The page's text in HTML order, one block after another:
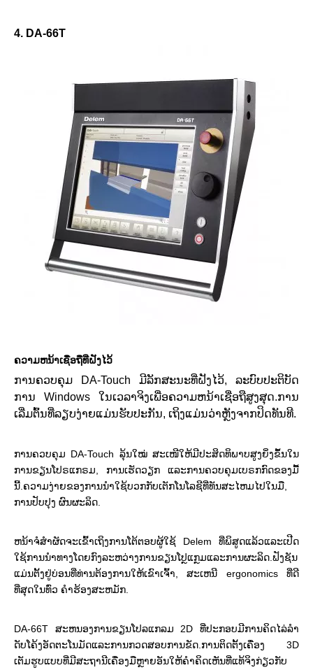
4. DA-66T
ຄວາມຫນ້າເຊື່ອຖືທີ່ຝັງໄວ້
ການຄວບຄຸມ DA-Touch ມີລັກສະນະທີ່ຝັງໄວ້, ລະບົບປະຕິບັດ
ການ Windows ໃນເວລາຈິງເພື່ອຄວາມຫນ້າເຊື່ອຖືສູງສຸດ.ການ
ເລີ່ມຕົ້ນທີ່ລຽບງ່າຍແມ່ນຮັບປະກັນ, ເຖິງແມ່ນວ່າຫຼັງຈາກປິດທັນທີ.
ການຄວບຄຸມ DA-Touch ລຸ້ນໃໝ່ ສະເໜີໃຫ້ມີປະສິດທິພາບສູງຍິ່ງຂຶ້ນໃນ
ການຂຽນໂປຣແກຣມ, ການເຮັດວຽກ ແລະການຄວບຄຸມເບຣກກົດຂອງມື້
ນີ້.ຄວາມງ່າຍຂອງການນໍາໃຊ້ບວກກັບເຕັກໂນໂລຊີທີ່ທັນສະໄຫມໄປໃນມື,
ການປັບປຸງ ຜົນຜະລິດ.
ຫນ້າຈໍສໍາຜັດຈະເຂົ້າເຖິງການໂຕ້ຕອບຜູ້ໃຊ້ Delem ທີ່ພິສູດແລ້ວແລະເປີດ
ໃຊ້ການນໍາທາງໂດຍກົງລະຫວ່າງການຂຽນໂປຼແກຼມແລະການຜະລິດ.ຟັງຊັນ
ແມ່ນຕັ້ງຢູ່ບ່ອນທີ່ທ່ານຕ້ອງການໃຫ້ເຂົາເຈົ້າ, ສະເຫນີ ergonomics ທີ່ດີ
ທີ່ສຸດໃນທົ່ວ ຄໍາຮ້ອງສະຫມັກ.
DA-66T ສະຫນອງການຂຽນໂປລແກລມ 2D ທີ່ປະກອບມີການຄິດໄລ່ລໍາ
ດັບໂຄ້ງອັດຕະໂນມັດແລະການກວດສອບການຂັດ.ການຕິດຕັ້ງເຄື່ອງ 3D
ເຕັມຮູບແບບທີ່ມີສະຖານີເຄື່ອງມືຫຼາຍອັນໃຫ້ຄໍາຄິດເຫັນທີ່ແທ້ຈິງກ່ຽວກັບ